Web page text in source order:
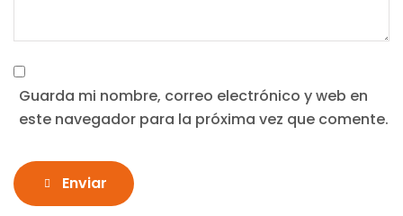
Guarda mi nombre, correo electrónico y web en
este navegador para la próxima vez que comente.
Enviar